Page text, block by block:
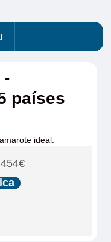
-
países
ideal: